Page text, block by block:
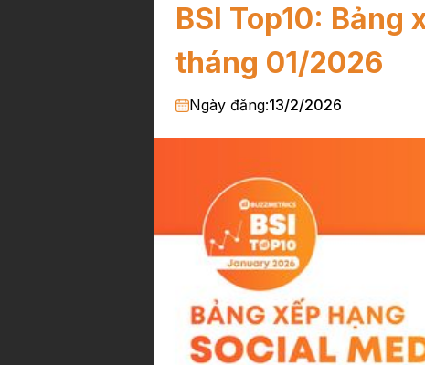
BSI Top10: Bảng
tháng 01/2026
Ngày đăng:13/2/2026